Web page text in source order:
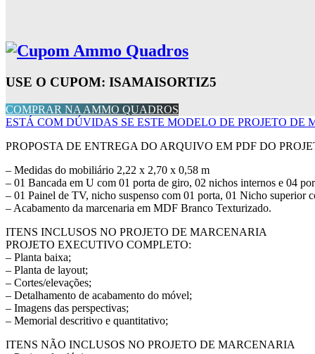
USE O CUPOM: ISAMAISORTIZ5
COMPRAR NA AMMO QUADROS
ESTÁ COM DÚVIDAS SE ESTE MODELO DE PROJETO
PROPOSTA DE ENTREGA DO ARQUIVO EM PDF DO
– Medidas do mobiliário 2,22 x 2,70 x 0,58 m
– 01 Bancada em U com 01 porta de giro, 02 nichos internos e 04
– 01 Painel de TV, nicho suspenso com 01 porta, 01 Nicho superior
– Acabamento da marcenaria em MDF Branco Texturizado.
ITENS INCLUSOS NO PROJETO DE MARCENARIA
PROJETO EXECUTIVO COMPLETO:
– Planta baixa;
– Planta de layout;
– Cortes/elevações;
– Detalhamento de acabamento do móvel;
– Imagens das perspectivas;
– Memorial descritivo e quantitativo;
ITENS NÃO INCLUSOS NO PROJETO DE MARCENARIA